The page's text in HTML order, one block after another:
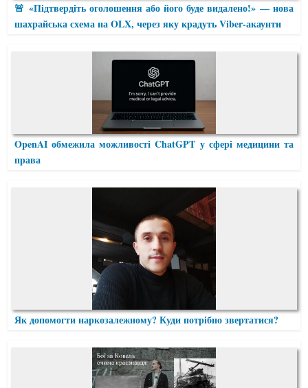
🚨 «Підтвердіть оголошення або його буде видалено!» — нова
шахрайська схема на OLX, через яку крадуть Viber-акаунти
OpenAI обмежила можливості ChatGPT у сфері медицини та
права
Як допомогти наркозалежному? Куди потрібно звертатися?